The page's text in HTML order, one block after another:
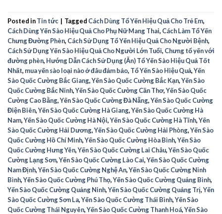
Posted inTin tức | Tagged Cách Dùng Tổ Yến Hiệu Quả Cho Trẻ Em,
Cách Dùng Yến Sào Hiệu Quả Cho Phụ Nữ Mang Thai, Cách Làm Tổ Yến
Chưng Đường Phèn, Cách Sử Dụng Tổ Yến Hiệu Quả Cho Người Bệnh,
Cách Sử Dụng Yến Sào Hiệu Quả Cho Người Lớn Tuổi, Chưng tổ yến với
đường phèn, Hướng Dẫn Cách Sử Dụng (Ăn) Tổ Yến Sào Hiệu Quả Tốt
Nhất, mua yến sào loại nào ở đâu đảm bảo, Tổ Yến Sào Hiệu Quả,Yến
Sào Quốc Cường Bắc Giang,Yến Sào Quốc Cường Bắc Kạn,Yến Sào
Quốc Cường Bắc Ninh,Yến Sào Quốc Cường Cần Thơ,Yến Sào Quốc
Cường Cao Bằng,Yến Sào Quốc Cường Đà Nẵng,Yến Sào Quốc Cường
Điện Biên,Yến Sào Quốc Cường Hà Giang,Yến Sào Quốc Cường Hà
Nam,Yến Sào Quốc Cường Hà Nội,Yến Sào Quốc Cường Hà Tĩnh,Yến
Sào Quốc Cường Hải Dương,Yến Sào Quốc Cường Hải Phòng,Yến Sào
Quốc Cường Hồ Chí Minh,Yến Sào Quốc Cường Hòa Bình,Yến Sào
Quốc Cường Hưng Yên,Yến Sào Quốc Cường Lai Châu,Yến Sào Quốc
Cường Lạng Sơn,Yến Sào Quốc Cường Lào Cai,Yến Sào Quốc Cường
Nam Định,Yến Sào Quốc Cường Nghệ An,Yến Sào Quốc Cường Ninh
Bình,Yến Sào Quốc Cường Phú Thọ,Yến Sào Quốc Cường Quảng Bình,
Yến Sào Quốc Cường Quảng Ninh,Yến Sào Quốc Cường Quảng Trị,Yến
Sào Quốc Cường Sơn La,Yến Sào Quốc Cường Thái Bình,Yến Sào
Quốc Cường Thái Nguyên,Yến Sào Quốc Cường Thanh Hoá,Yến Sào